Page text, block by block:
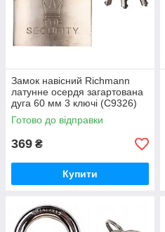
Замок навісний Richmann
латунне осердя загартована
дуга 60 мм 3 ключі (C9326)
Готово до відправки
369 ₴
Купити